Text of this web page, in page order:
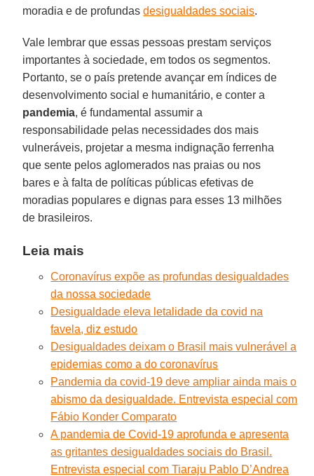
moradia e de profundasdesigualdades sociais.
Vale lembrar que essas pessoas prestam serviços
importantes à sociedade, em todos os segmentos.
Portanto, se o país pretende avançar em índices de
desenvolvimento social e humanitário, e conter a
pandemia, é fundamental assumir a
responsabilidade pelas necessidades dos mais
vulneráveis, projetar a mesma indignação ferrenha
que sente pelos aglomerados nas praias ou nos
bares e à falta de políticas públicas efetivas de
moradias populares e dignas para esses 13 milhões
de brasileiros.
Leia mais
Coronavírus expõe as profundas desigualdades
da nossa sociedade
Desigualdade eleva letalidade da covid na
favela, diz estudo
Desigualdades deixam o Brasil mais vulnerável a
epidemias como a do coronavírus
Pandemia da covid-19 deve ampliar ainda mais o
abismo da desigualdade. Entrevista especial com
Fábio Konder Comparato
A pandemia de Covid-19 aprofunda e apresenta
as gritantes desigualdades sociais do Brasil.
Entrevista especial com Tiaraju Pablo D’Andrea